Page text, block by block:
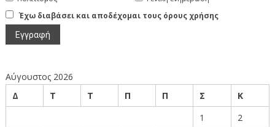
Έχω διαβάσει και αποδέχομαι τους όρους χρήσης
Αύγουστος 2026
Δ
Τ Τ Π Π Σ
Κ
1
2